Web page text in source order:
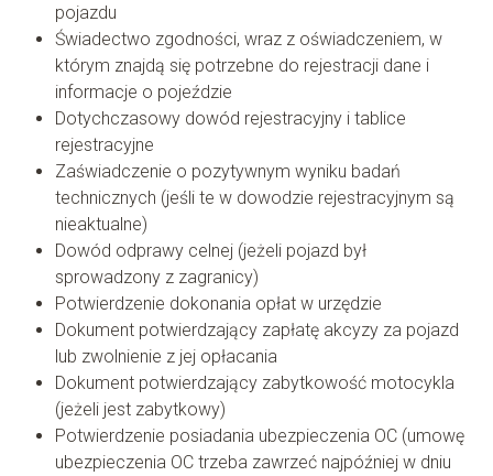
pojazdu
Świadectwo zgodności, wraz z oświadczeniem, w
którym znajdą się potrzebne do rejestracji dane i
informacje o pojeździe
Dotychczasowy dowód rejestracyjny i tablice
rejestracyjne
Zaświadczenie o pozytywnym wyniku badań
technicznych (jeśli te w dowodzie rejestracyjnym są
nieaktualne)
Dowód odprawy celnej (jeżeli pojazd był
sprowadzony z zagranicy)
Potwierdzenie dokonania opłat w urzędzie
Dokument potwierdzający zapłatę akcyzy za pojazd
lub zwolnienie z jej opłacania
Dokument potwierdzający zabytkowość motocykla
(jeżeli jest zabytkowy)
Potwierdzenie posiadania ubezpieczenia OC (umowę
ubezpieczenia OC trzeba zawrzeć najpóźniej w dniu